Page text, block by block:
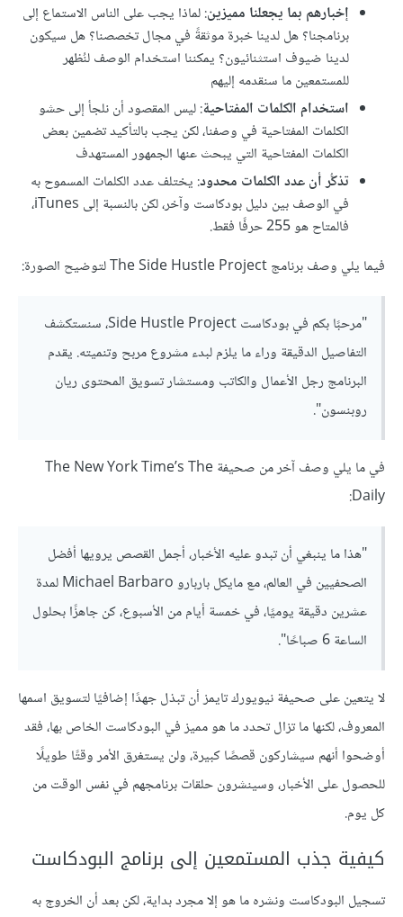
إخبارهم بما يجعلنا مميزين: لماذا يجب على الناس الاستماع إلى
برنامجنا؟ هل لدينا خبرة موثقةً في مجال تخصصنا؟ هل سيكون
لدينا ضيوف استثنائيون؟ يمكننا استخدام الوصف لنُظهر
للمستمعين ما سنقدمه إليهم
استخدام الكلمات المفتاحية: ليس المقصود أن نلجأ إلى حشو
الكلمات المفتاحية في وصفنا، لكن يجب بالتأكيد تضمين بعض
الكلمات المفتاحية التي يبحث عنها الجمهور المستهدف
تذكُّر أن عدد الكلمات محدود: يختلف عدد الكلمات المسموح به
في الوصف بين دليل بودكاست وآخر، لكن بالنسبة إلى iTunes،
فالمتاح هو 255 حرفًا فقط.
فيما يلي وصف برنامج The Side Hustle Project لتوضيح الصورة:
"مرحبًا بكم في بودكاست Side Hustle Project، سنستكشف
التفاصيل الدقيقة وراء ما يلزم لبدء مشروع مربح وتنميته. يقدم
البرنامج رجل الأعمال والكاتب ومستشار تسويق المحتوى ريان
روبنسون".
في ما يلي وصف آخر من صحيفة The New York Time’s The
Daily:
"هذا ما ينبغي أن تبدو عليه الأخبار، أجمل القصص يرويها أفضل
الصحفيين في العالم، مع مايكل باربارو Michael Barbaro لمدة
عشرين دقيقة يوميًا، في خمسة أيام من الأسبوع، كن جاهزًا بحلول
الساعة 6 صباحًا".
لا يتعين على صحيفة نيويورك تايمز أن تبذل جهدًا إضافيًا لتسويق اسمها
المعروف، لكنها ما تزال تحدد ما هو مميز في البودكاست الخاص بها، فقد
أوضحوا أنهم سيشاركون قصصًا كبيرة، ولن يستغرق الأمر وقتًا طويلًا
للحصول على الأخبار، وسينشرون حلقات برنامجهم في نفس الوقت من
كل يوم.
كيفية جذب المستمعين إلى برنامج البودكاست
تسجيل البودكاست ونشره ما هو إلا مجرد بداية، لكن بعد أن الخروج به